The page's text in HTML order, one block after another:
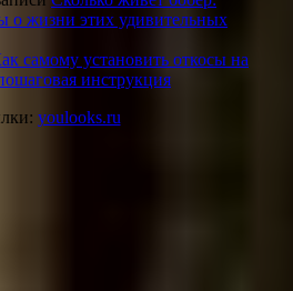
о жизни этих удивительных
самому установить откосы на
инструкция
youlooks.ru